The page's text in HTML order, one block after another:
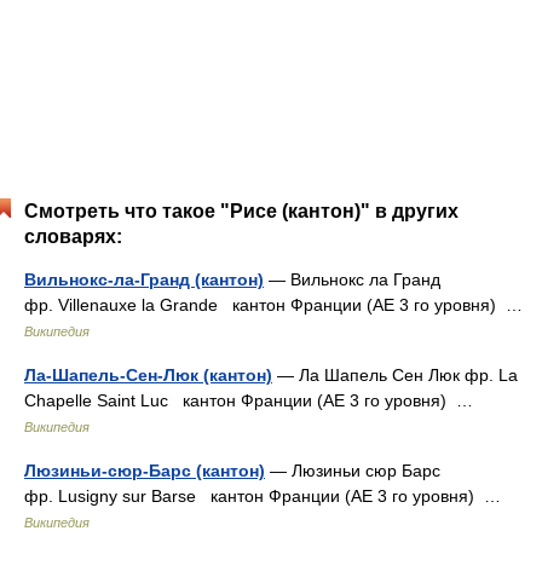
Смотреть что такое "Рисе (кантон)" в других
словарях:
Вильнокс-ла-Гранд (кантон) — Вильнокс ла Гранд
фр. Villenauxe la Grande кантон Франции (АЕ 3 го уровня) …
Википедия
Ла-Шапель-Сен-Люк (кантон) — Ла Шапель Сен Люк фр. La
Chapelle Saint Luc кантон Франции (АЕ 3 го уровня) …
Википедия
Люзиньи-сюр-Барс (кантон) — Люзиньи сюр Барс
фр. Lusigny sur Barse кантон Франции (АЕ 3 го уровня) …
Википедия